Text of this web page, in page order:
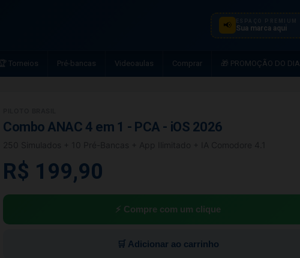
📢 Sua marca aqui
🏆 Torneios Pré-bancas Videoaulas Comprar 🎁 PROMOÇÃO DO DIA
Combo ANAC 4 em 1 - PCA - iOS 2026
R$ 199,90
⚡ Compre com um clique
🛒 Adicionar ao carrinho